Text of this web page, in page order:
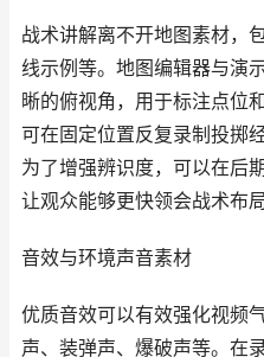
战术讲解离不开地图素材，
线示例等。地图编辑器与演
晰的俯视角，用于标注点位
可在固定位置反复录制投掷
为了增强辨识度，可以在后
让观众能够更快领会战术布局
音效与环境声音素材
优质音效可以有效强化视频
声、装弹声、爆破声等。在